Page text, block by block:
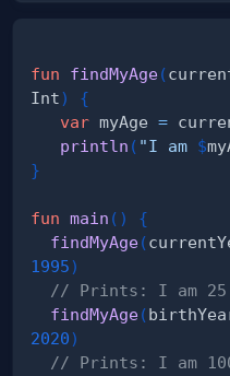
fun findMyAge(
Int)
{
var myAge =
println ( "I am $
}
fun main ( )
{
findMyAge(
1995)
// Prints: I am 25
findMyAge(
2020)
// Prints: I am